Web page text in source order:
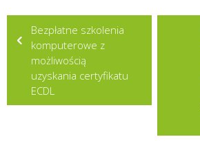
Nawigacja
wpisu
Bezpłatne szkolenia
komputerowe z
możliwością
uzyskania certyfikatu
ECDL